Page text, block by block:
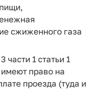
сжиженного газа
1 статьи 1
право на
проезда (туда и